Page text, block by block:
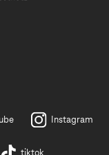
Instagram
tiktok